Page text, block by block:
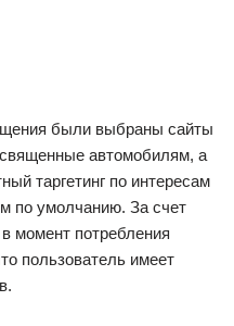
были выбраны сайты
автомобилям, а
таргетинг по интересам
по умолчанию. За счет
момент потребления
пользователь имеет